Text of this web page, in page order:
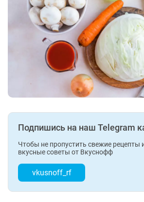
Подпишись на наш Telegram
Чтобы не пропустить свежие рецепты
вкусные советы от Вкуснофф
vkusnoff_rf